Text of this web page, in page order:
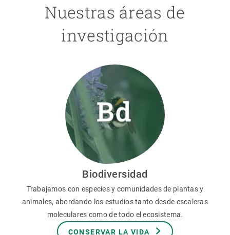
Nuestras áreas de
investigación
Biodiversidad
Trabajamos con especies y comunidades de plantas y
animales, abordando los estudios tanto desde escaleras
moleculares como de todo el ecosistema.
CONSERVAR LA VIDA